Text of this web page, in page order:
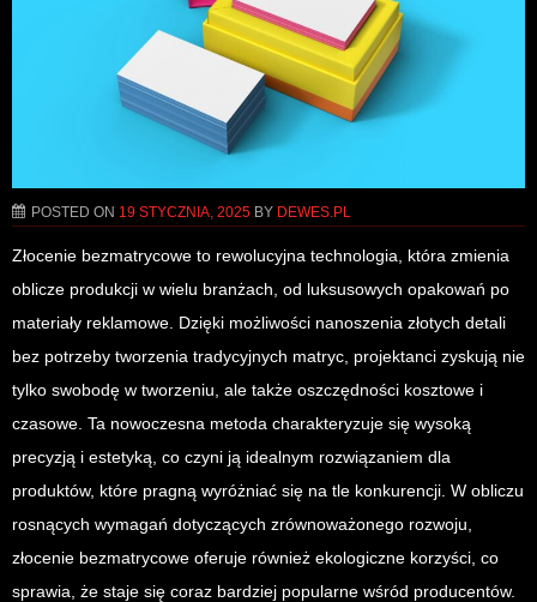
POSTED ON 19 STYCZNIA, 2025 BY DEWES.PL
Złocenie bezmatrycowe to rewolucyjna technologia, która zmienia
oblicze produkcji w wielu branżach, od luksusowych opakowań po
materiały reklamowe. Dzięki możliwości nanoszenia złotych detali
bez potrzeby tworzenia tradycyjnych matryc, projektanci zyskują nie
tylko swobodę w tworzeniu, ale także oszczędności kosztowe i
czasowe. Ta nowoczesna metoda charakteryzuje się wysoką
precyzją i estetyką, co czyni ją idealnym rozwiązaniem dla
produktów, które pragną wyróżniać się na tle konkurencji. W obliczu
rosnących wymagań dotyczących zrównoważonego rozwoju,
złocenie bezmatrycowe oferuje również ekologiczne korzyści, co
sprawia, że staje się coraz bardziej popularne wśród producentów.